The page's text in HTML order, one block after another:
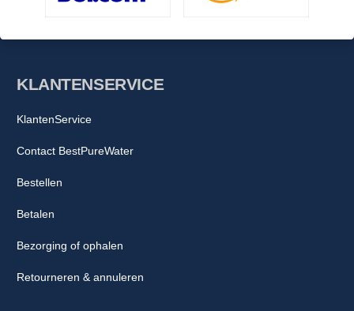
KLANTENSERVICE
KlantenService
Contact BestPureWater
Bestellen
Betalen
Bezorging of ophalen
Retourneren & annuleren